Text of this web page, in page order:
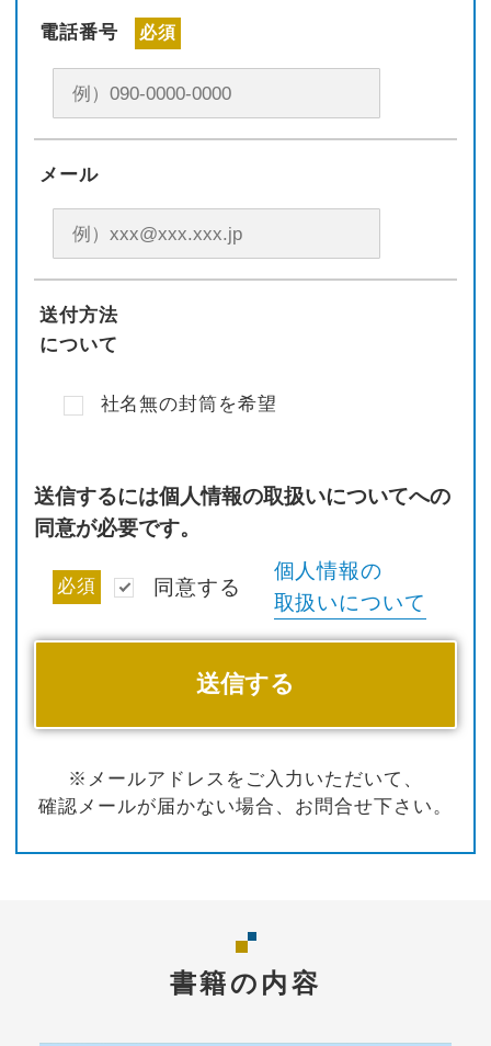
電話番号 必須
メール
送付方法
について
社名無の封筒を希望
送信するには個人情報の取扱いについてへの
同意が必要です。
必須 同意する
個人情報の
取扱いについて
※メールアドレスをご入力いただいて、
確認メールが届かない場合、お問合せ下さい。
書籍の内容